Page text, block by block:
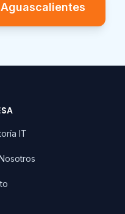
Aguascalientes
IT